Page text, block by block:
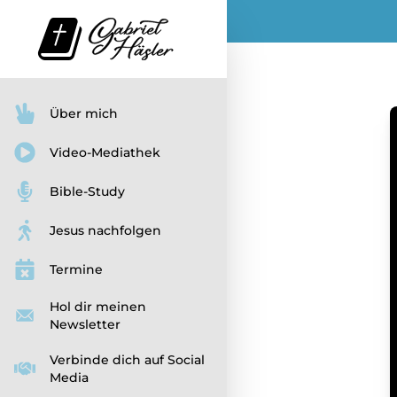
Über mich
Video-Mediathek
Bible-Study
Jesus nachfolgen
Termine
Hol dir meinen
Newsletter
Verbinde dich auf Social
Media